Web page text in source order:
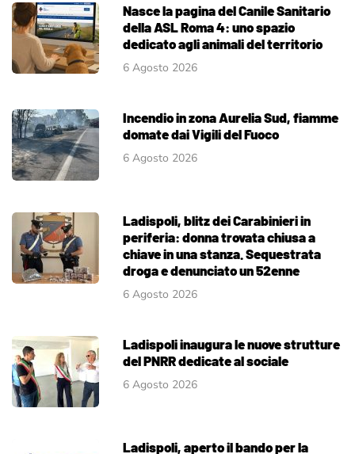
Nasce la pagina del Canile Sanitario
della ASL Roma 4: uno spazio
dedicato agli animali del territorio
6 Agosto 2026
Incendio in zona Aurelia Sud, fiamme
domate dai Vigili del Fuoco
6 Agosto 2026
Ladispoli, blitz dei Carabinieri in
periferia: donna trovata chiusa a
chiave in una stanza. Sequestrata
droga e denunciato un 52enne
6 Agosto 2026
Ladispoli inaugura le nuove strutture
del PNRR dedicate al sociale
6 Agosto 2026
Ladispoli, aperto il bando per la